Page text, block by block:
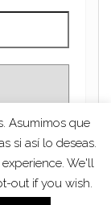
Head Blog
Asumimos que
si así lo deseas.
We'll
out if you wish.